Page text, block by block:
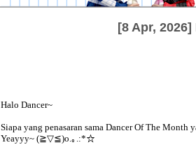
[8 Apr,
Halo Dancer~
Siapa yang penasaran sama Dancer Of The
Yeayyy~ (≧▽≦)o.｡.:*☆